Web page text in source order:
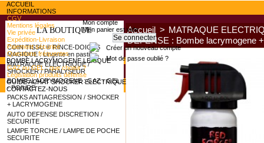
ACCUEIL
INFORMATIONS
CGV
Mentions légales
Vie privée
Expédition-Livraison
Paiement sécurisé
Questions fréquentes
BOMBE LACRYMOGENE LEXIQUE
GAZ ou GEL : que choisir ?
Législation produits défense
GUIDE ACHAT SHOCKER ELECTRIQUE
CONTACTEZ-NOUS
Mon compte
Mon panier est vide
Créer un nouveau compte
Mot de passe oublié ?
LA BOUTIQUE
COIN TISSU ® RINCE-DOIGTS
MAGIQUE : Lingette en pastille
MATRAQUE ELECTRIQUE /
SHOCKER / PARALYSEUR
BOMBE LACRYMOGENE : GAZ - GEL
- POIVRE
PACKS ANTIAGRESSION / SHOCKER
+ LACRYMOGENE
AUTO DEFENSE DISCRETION /
SECURITE
LAMPE TORCHE / LAMPE DE POCHE
SECURITE
Accueil > MATRAQUE
DEFENSE : Bombe lacrymogene